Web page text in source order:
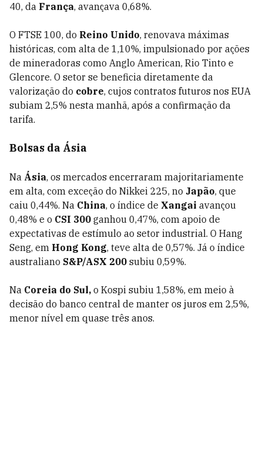
40, da França, avançava 0,68%.
O FTSE 100, do Reino Unido, renovava máximas
históricas, com alta de 1,10%, impulsionado por ações
de mineradoras como Anglo American, Rio Tinto e
Glencore. O setor se beneficia diretamente da
valorização do cobre, cujos contratos futuros nos EUA
subiam 2,5% nesta manhã, após a confirmação da
tarifa.
Bolsas da Ásia
Na Ásia, os mercados encerraram majoritariamente
em alta, com exceção do Nikkei 225, no Japão, que
caiu 0,44%. Na China, o índice de Xangai avançou
0,48% e o CSI 300 ganhou 0,47%, com apoio de
expectativas de estímulo ao setor industrial. O Hang
Seng, em Hong Kong, teve alta de 0,57%. Já o índice
australiano S&P/ASX 200 subiu 0,59%.
Na Coreia do Sul, o Kospi subiu 1,58%, em meio à
decisão do banco central de manter os juros em 2,5%,
menor nível em quase três anos.